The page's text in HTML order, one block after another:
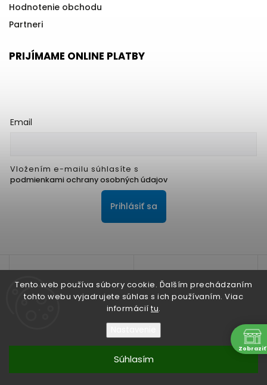
Tento web používa súbory cookie. Ďalším prechádzaním
tohto webu vyjadrujete súhlas s ich používaním. Viac
informácií tu.
Súhlasím
Hodnotenie obchodu
Partneri
PRIJÍMAME ONLINE PLATBY
Email
Vložením e-mailu súhlasíte s
podmienkami ochrany osobných údajov
Prihlásiť sa
ALPIS SHOP. Všetky práva vyhradené.
Zobraziť
Na zlepšenie našich služieb používame cookies. O ich
používaní a možnostiach nastavenia sa dozviete viac v
Nesúhlasím